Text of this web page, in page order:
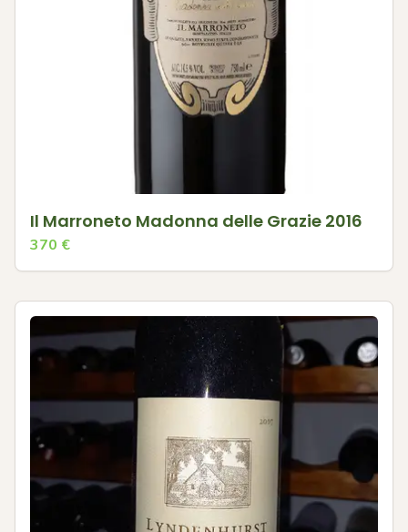
Il Marroneto Madonna delle Grazie 2016
370 €